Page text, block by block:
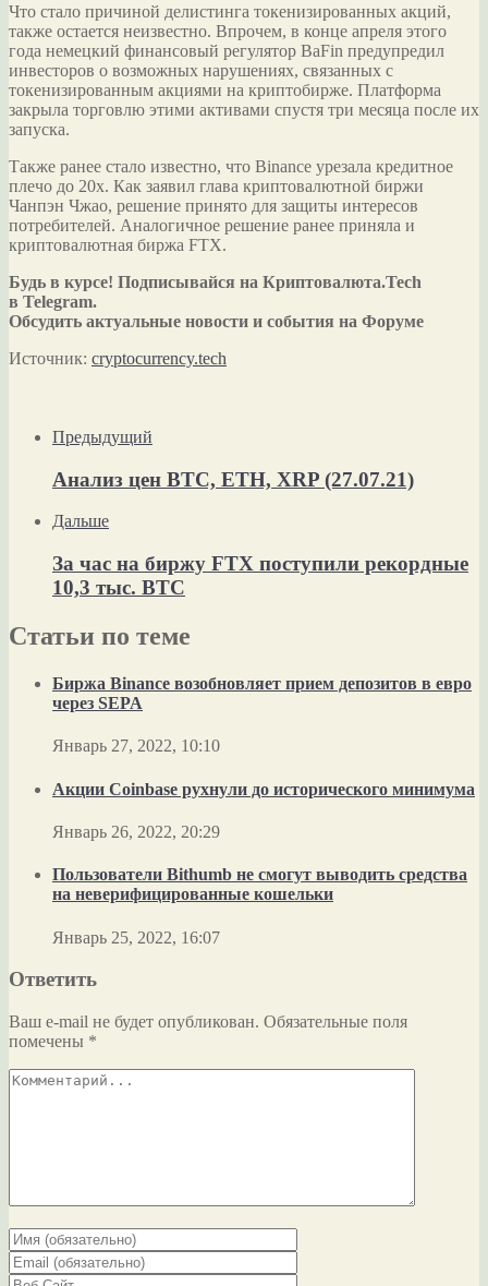
Что стало причиной делистинга токенизированных акций,
также остается неизвестно. Впрочем, в конце апреля этого
года немецкий финансовый регулятор BaFin предупредил
инвесторов о возможных нарушениях, связанных с
токенизированным акциями на криптобирже. Платформа
закрыла торговлю этими активами спустя три месяца после их
запуска.
Также ранее стало известно, что Binance урезала кредитное
плечо до 20х. Как заявил глава криптовалютной биржи
Чанпэн Чжао, решение принято для защиты интересов
потребителей. Аналогичное решение ранее приняла и
криптовалютная биржа FTX.
Будь в курсе! Подписывайся на Криптовалюта.Tech
в Telegram.
Обсудить актуальные новости и события на Форуме
Источник: cryptocurrency.tech
Предыдущий
Анализ цен BTC, ETH, XRP (27.07.21)
Дальше
За час на биржу FTX поступили рекордные
10,3 тыс. BTC
Статьи по теме
Биржа Binance возобновляет прием депозитов в евро
через SEPA
Январь 27, 2022, 10:10
Акции Coinbase рухнули до исторического минимума
Январь 26, 2022, 20:29
Пользователи Bithumb не смогут выводить средства
на неверифицированные кошельки
Январь 25, 2022, 16:07
Ответить
Ваш e-mail не будет опубликован. Обязательные поля
помечены *